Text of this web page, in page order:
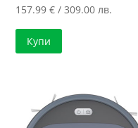
157.99€ / 309.00 лв.
Купи